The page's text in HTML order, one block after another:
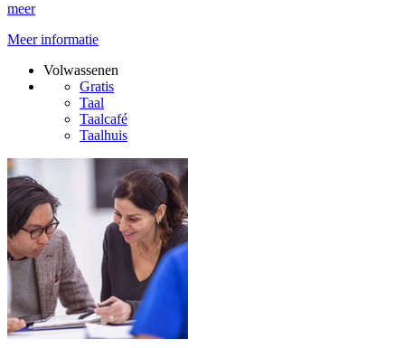
meer
Meer informatie
Volwassenen
Gratis
Taal
Taalcafé
Taalhuis